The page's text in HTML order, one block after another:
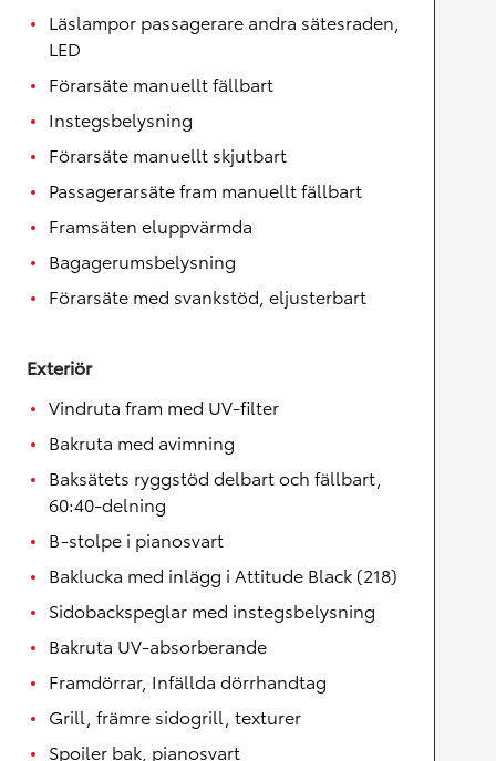
Läslampor passagerare andra sätesraden,
LED
Förarsäte manuellt fällbart
Instegsbelysning
Förarsäte manuellt skjutbart
Passagerarsäte fram manuellt fällbart
Framsäten eluppvärmda
Bagagerumsbelysning
Förarsäte med svankstöd, eljusterbart
Exteriör
Vindruta fram med UV-filter
Bakruta med avimning
Baksätets ryggstöd delbart och fällbart,
60:40-delning
B-stolpe i pianosvart
Baklucka med inlägg i Attitude Black (218)
Sidobackspeglar med instegsbelysning
Bakruta UV-absorberande
Framdörrar, Infällda dörrhandtag
Grill, främre sidogrill, texturer
Spoiler bak, pianosvart